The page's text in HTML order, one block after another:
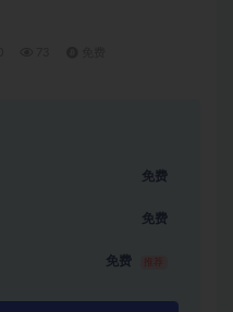
免费
免费
免费